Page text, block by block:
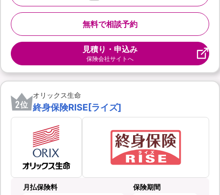
無料で相談予約
見積り・申込み
保険会社サイトへ
2位
オリックス生命
終身保険RISE[ライズ]
月払保険料
保険期間